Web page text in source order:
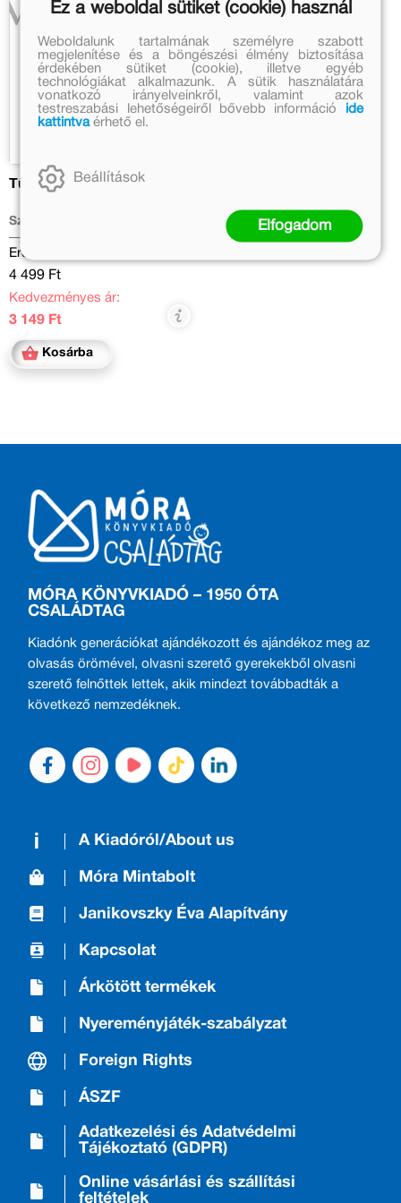
Tündér Lala
Szabó Magda
Eredeti ár:
4 499 Ft
Kedvezményes ár:
3 149 Ft
Kosárba
MÓRA KÖNYVKIADÓ – 1950 ÓTA
CSALÁDTAG
Kiadónk generációkat ajándékozott és ajándékoz meg az
olvasás örömével, olvasni szerető gyerekekből olvasni
szerető felnőttek lettek, akik mindezt továbbadták a
következő nemzedéknek.
A Kiadóról/About us
Móra Mintabolt
Janikovszky Éva Alapítvány
Kapcsolat
Árkötött termékek
Nyereményjáték-szabályzat
Foreign Rights
ÁSZF
Adatkezelési és Adatvédelmi
Tájékoztató (GDPR)
Online vásárlási és szállítási
feltételek
Ez a weboldal sütiket (cookie) használ
Weboldalunk tartalmának személyre szabott
megjelenítése és a böngészési élmény biztosítása
érdekében sütiket (cookie), illetve egyéb
technológiákat alkalmazunk. A sütik használatára
vonatkozó irányelveinkről, valamint azok
testreszabási lehetőségeiről bővebb információ
ide
kattintvaérhető el.
Beállítások
Elfogadom